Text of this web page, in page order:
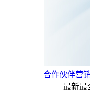
合作伙伴营
最新最